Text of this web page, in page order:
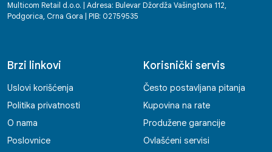
Multicom Retail d.o.o. | Adresa: Bulevar Džordža Vašingtona 112,
Podgorica, Crna Gora | PIB: 02759535
Brzi linkovi
Uslovi korišćenja
Politika privatnosti
O nama
Poslovnice
Korisnički servis
Često postavljana pitanja
Kupovina na rate
Produžene garancije
Ovlašćeni servisi